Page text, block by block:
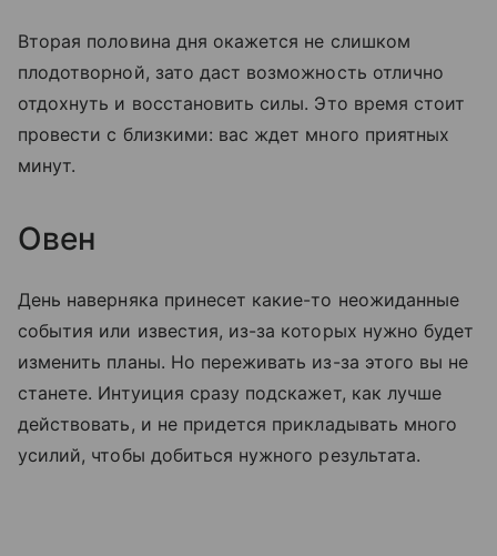
Вторая половина дня окажется не слишком
плодотворной, зато даст возможность отлично
отдохнуть и восстановить силы. Это время стоит
провести с близкими: вас ждет много приятных
минут.
Овен
День наверняка принесет какие-то неожиданные
события или известия, из-за которых нужно будет
изменить планы. Но переживать из-за этого вы не
станете. Интуиция сразу подскажет, как лучше
действовать, и не придется прикладывать много
усилий, чтобы добиться нужного результата.